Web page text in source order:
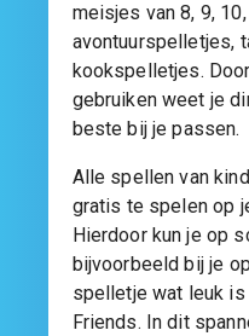
meisjes van 8, 9,
avontuurspelletjes,
kookspelletjes.
gebruiken weet je
beste bij je passen.
Alle spellen van
gratis te spelen op
Hierdoor kun je op
bijvoorbeeld bij je
spelletje wat leuk
Friends. In dit